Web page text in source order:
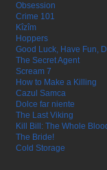
Obsession
Crime 101
Kîzîm
Hoppers
Good Luck, Have Fun,
The Secret Agent
Scream 7
How to Make a Killing
Cazul Samca
Dolce far niente
The Last Viking
Kill Bill: The Whole
The Bride!
Cold Storage